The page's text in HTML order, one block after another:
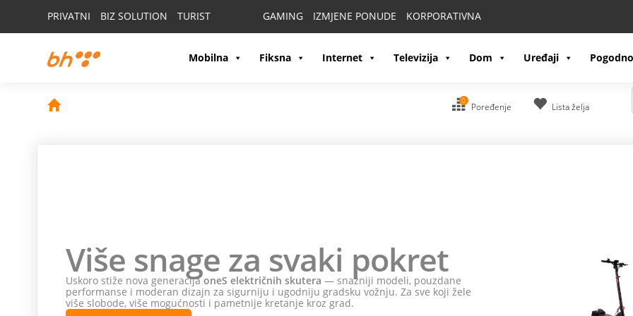
PRIVATNI BIZ SOLUTION TURIST GAMING IZMJENE PONUDE KORPORATIVNA
Mobilna Fiksna Internet Televizija Dom Uređaji
0
Poređenje Lista želja
Više snage za svaki pokret
Uskoro stiže nova generacijaoneS električnih skutera — snažniji modeli, pouzdane
performanse i moderan dizajn za sigurniju i ugodniju gradsku vožnju. Za sve koji žele
više slobode, više mogućnosti i pametnije kretanje kroz grad.